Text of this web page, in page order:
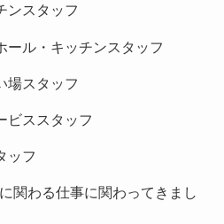
ンスタッフ
ール・キッチンスタッフ
場スタッフ
ビススタッフ
ッフ
関わる仕事に関わってきまし